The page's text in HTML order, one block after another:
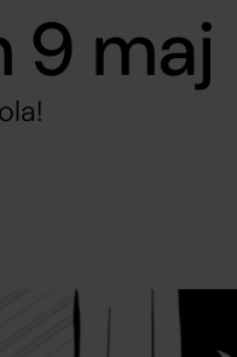
9 maj